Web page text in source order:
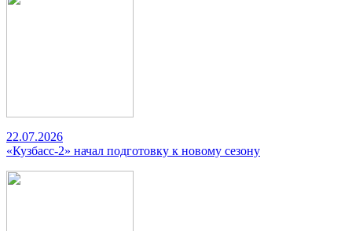
22.07.2026
«Кузбасс-2» начал подготовку к новому сезону